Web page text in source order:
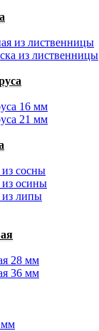
из лиственницы
из лиственницы
16 мм
21 мм
сосны
из осины
из липы
28 мм
36 мм
мм